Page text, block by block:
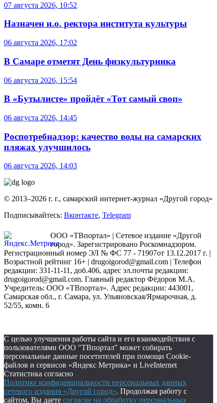
07 августа 2026, 10:52
Назначен и.о. ректора института культуры
06 августа 2026, 17:02
В Самаре отметят День физкультурника
06 августа 2026, 15:54
В «Бутылисте» пройдёт «Тот самый своп»
06 августа 2026, 14:45
Роспотребнадзор: качество воды на самарских
пляжах улучшилось
06 августа 2026, 14:03
© 2013–2026 г. г., самарский интернет-журнал «Другой город»
Подписывайтесь: Вконтакте, Telegram
ООО «ТВпортал» | Сетевое издание «Другой
город». Зарегистрировано Роскомнадзором.
Регистрационный номер ЭЛ № ФС 77 - 71907от 13.12.2017 г. |
Возрастной рейтинг 16+ | drugoigorod@gmail.com | Телефон
редакции: 331-11-11, доб.406, адрес эл.почты редакции:
drugoigorod@gmail.com. Главный редактор Фёдоров М.А.
Учредитель: ООО «ТВпортал». Адрес редакции: 443001,
Самарская обл., г. Самара, ул. Ульяновская/Ярмарочная, д.
52/55, комн. 6
С целью улучшения работы сайта и его взаимодействия с
пользователями ООО "ТВпортал" может собирать
персональные данные посетителей при помощи Cookie-
файлов и сервисов «Яндекс Метрика» и LiveInternet
Статистика согласно
Политике конфиденциальности персональных данных
сетевого издания «Другой город». Продолжая работу с
сайтом, Вы даете согласие на обработку персональных